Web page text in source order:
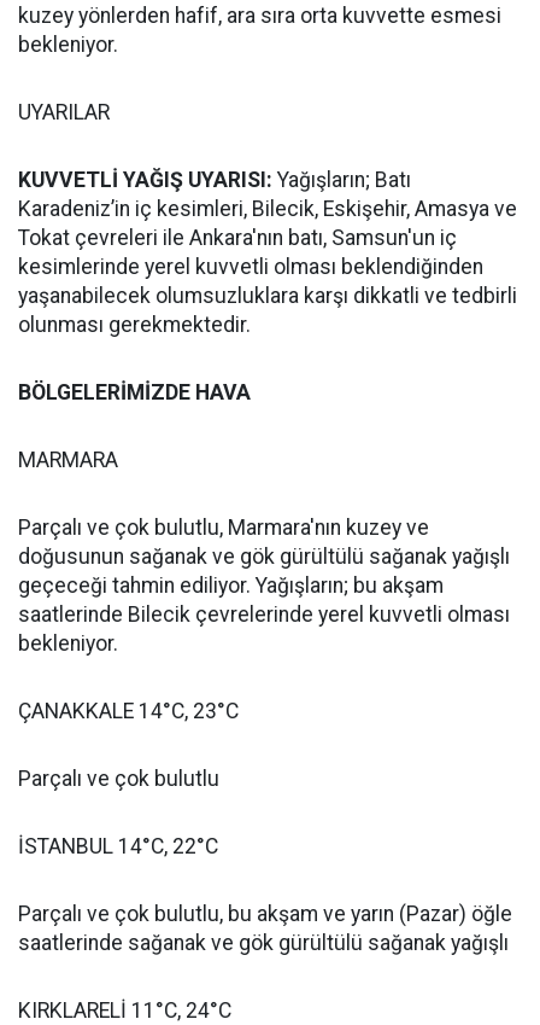
kuzey yönlerden hafif, ara sıra orta kuvvette esmesi
bekleniyor.
UYARILAR
KUVVETLİ YAĞIŞ UYARISI: Yağışların; Batı
Karadeniz’in iç kesimleri, Bilecik, Eskişehir, Amasya ve
Tokat çevreleri ile Ankara'nın batı, Samsun'un iç
kesimlerinde yerel kuvvetli olması beklendiğinden
yaşanabilecek olumsuzluklara karşı dikkatli ve tedbirli
olunması gerekmektedir.
BÖLGELERİMİZDE HAVA
MARMARA
Parçalı ve çok bulutlu, Marmara'nın kuzey ve
doğusunun sağanak ve gök gürültülü sağanak yağışlı
geçeceği tahmin ediliyor. Yağışların; bu akşam
saatlerinde Bilecik çevrelerinde yerel kuvvetli olması
bekleniyor.
ÇANAKKALE 14°C, 23°C
Parçalı ve çok bulutlu
İSTANBUL 14°C, 22°C
Parçalı ve çok bulutlu, bu akşam ve yarın (Pazar) öğle
saatlerinde sağanak ve gök gürültülü sağanak yağışlı
KIRKLARELİ 11°C, 24°C